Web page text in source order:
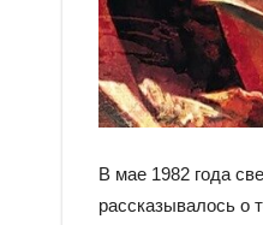
В мае 1982 года
рассказывалось о